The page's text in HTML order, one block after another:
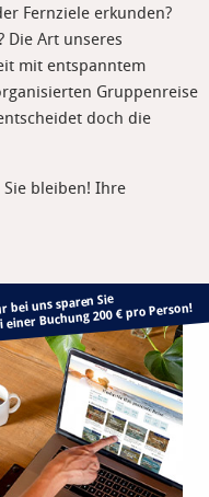
Fernziele erkunden?
Die Art unseres
mit entspanntem
Gruppenreise
doch die
Sie bleiben! Ihre
bei uns sparen Sie
Buchung 200 € pro Person!